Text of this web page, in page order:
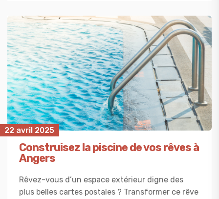
22 avril 2025
Construisez la piscine de vos rêves à
Angers
Rêvez-vous d’un espace extérieur digne des
plus belles cartes postales ? Transformer ce rêve